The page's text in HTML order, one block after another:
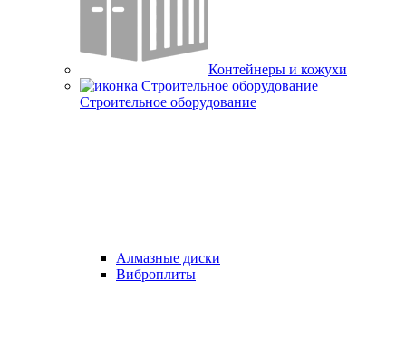
Контейнеры и кожухи
Строительное оборудование
Алмазные диски
Виброплиты